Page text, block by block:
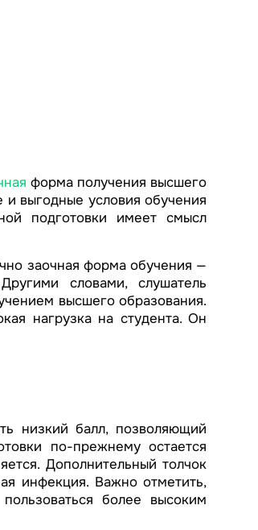
форма получения высшего
и выгодные условия обучения
подготовки имеет смысл
заочная форма обучения —
словами, слушатель
высшего образования.
нагрузка на студента. Он
низкий балл, позволяющий
по-прежнему остается
Дополнительный толчок
инфекция. Важно отметить,
более высоким